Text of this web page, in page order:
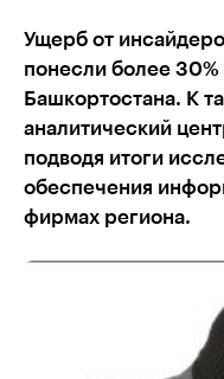
Ущерб от
понесли более 30%
Башкортостана. К
аналитический
подводя итоги
обеспечения
фирмах региона.